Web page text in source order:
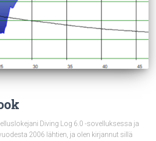
Diving Log 6.0 -sovelluksessa ja
2006 lähtien, ja olen kirjannut sillä